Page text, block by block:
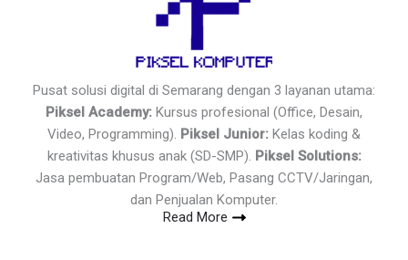
Pusat solusi digital di Semarang dengan 3 layanan utama:
Piksel Academy: Kursus profesional (Office, Desain,
Video, Programming). Piksel Junior: Kelas koding &
kreativitas khusus anak (SD-SMP). Piksel Solutions:
Jasa pembuatan Program/Web, Pasang CCTV/Jaringan,
dan Penjualan Komputer.
Read More